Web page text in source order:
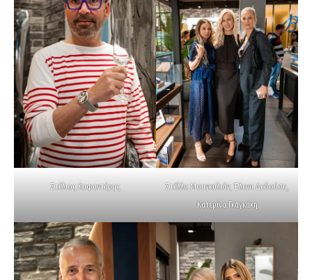
Στέλιος Καφαντάρης
Στέλλα Μουγκαλιάν, Έλενα Δεδούση,
Κατερίνα Γκαγκάκη